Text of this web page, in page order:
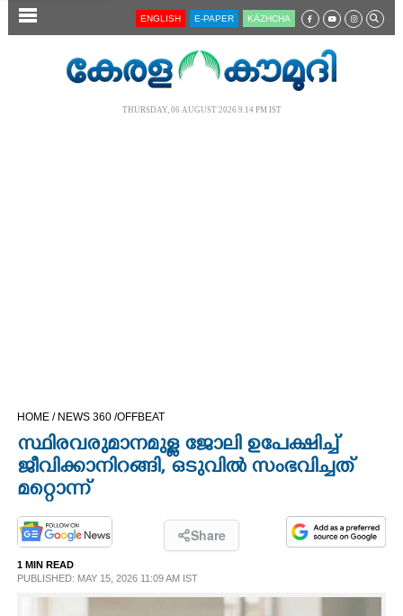
SECTIONS
CINEMA
OPINION
PHOTOS
LIFESTYLE
ENGLISH E-PAPER KĀZHCHA
THURSDAY, 06 AUGUST 2026 9.14 PM IST
HOME / NEWS 360 /OFFBEAT
സ്ഥിരവരുമാനമുള്ള ജോലി ഉപേക്ഷിച്ച്
ജീവിക്കാനിറങ്ങി, ഒടുവിൽ സംഭവിച്ചത്
മറ്റൊന്ന്
Share
1 MIN READ
PUBLISHED: MAY 15, 2026 11:09 AM IST